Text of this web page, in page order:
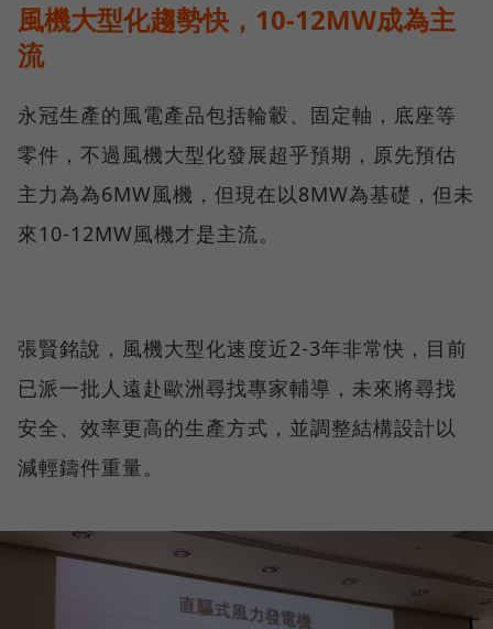
風機大型化趨勢快，10-12MW成為主
流
永冠生產的風電產品包括輪轂、固定軸，底座等
零件，不過風機大型化發展超乎預期，原先預估
主力為為6MW風機，但現在以8MW為基礎，但未
來10-12MW風機才是主流。
張賢銘說，風機大型化速度近2-3年非常快，目前
已派一批人遠赴歐洲尋找專家輔導，未來將尋找
安全、效率更高的生產方式，並調整結構設計以
減輕鑄件重量。